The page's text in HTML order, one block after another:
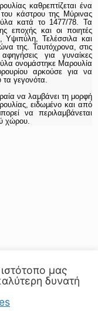
καθρεπτίζεται ένα
κάστρου της Μύρινας
κατά το 1477/78. Τα
εποχής και οι ποιητές
Τελέσσιλα και
της. Ταυτόχρονα, στις
για γυναίκες
ονομάστηκε Μαρουλία
αρκούσε για να
γεγονότα.
να λαμβάνει τη μορφή
ειδωμένο και από
να περιλαμβάνεται
χώρου.
μας
δυνατή